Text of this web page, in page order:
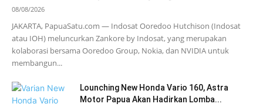
08/08/2026
JAKARTA, PapuaSatu.com — Indosat Ooredoo Hutchison (Indosat
atau IOH) meluncurkan Zankore by Indosat, yang merupakan
kolaborasi bersama Ooredoo Group, Nokia, dan NVIDIA untuk
membangun...
Lounching New Honda Vario 160, Astra
Motor Papua Akan Hadirkan Lomba...